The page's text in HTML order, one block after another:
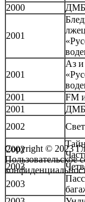
2000
2001
2001
Аз
2001 FM
2001
2002
2002
2003
2003
Copyright © 2023
Пользовательское